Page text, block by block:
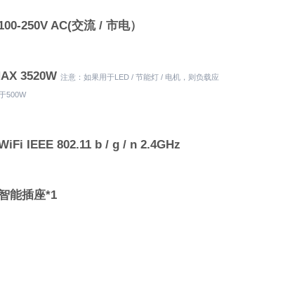
250V AC(交流 / 市电）
3520W 注意：如果用于LED / 节能灯 / 电机，则负载应
500W
IEEE 802.11 b / g / n 2.4GHz
能插座*1